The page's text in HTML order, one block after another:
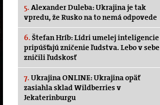
5. Alexander Duleba: Ukrajina je tak
vpredu, že Rusko na to nemá odpovede
6. Štefan Hríb: Lídri umelej inteligencie
pripúšťajú zničenie ľudstva. Lebo v sebe
zničili ľudskosť
7. Ukrajina ONLINE: Ukrajina opäť
zasiahla sklad Wildberries v
Jekaterinburgu